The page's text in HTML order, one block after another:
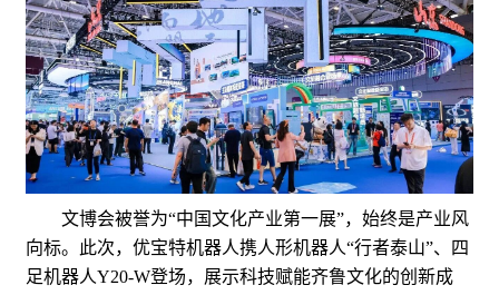
文博会被誉为“中国文化产业第一展”，始终是产业风
向标。此次，优宝特机器人携人形机器人“行者泰山”、四
足机器人Y20-W登场，展示科技赋能齐鲁文化的创新成